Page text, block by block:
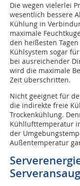
Die wegen vielerlei
wesentlich bessere
Kühlung in
maximale
den heißesten
Kühlsystem sogar
bei ausreichender
wird die maximale
Zeit überschritten.
Nicht geeignet für
die indirekte freie
Trockenkühlung.
Kühllufttemperatur
der
Außentemperatur